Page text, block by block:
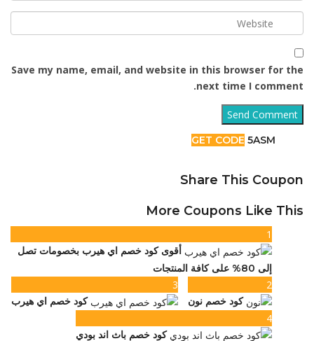
Save my name, email, and website in this browser for the
next time I comment.
GET CODE 5ASM
Share This Coupon
More Coupons Like This
1
أقوى كود خصم اي هيرب بخصومات تصل
إلى 80% على كافة المنتجات
2
كود خصم نون
3
كود خصم اي هيرب
4
كود خصم باث اند بودي